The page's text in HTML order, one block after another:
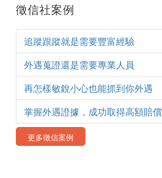
徵信社案例
追蹤跟蹤就是需要豐富經驗
外遇蒐證還是需要專業人員
再怎樣敏銳小心也能抓到你外遇
掌握外遇證據，成功取得高額賠償
更多徵信案例